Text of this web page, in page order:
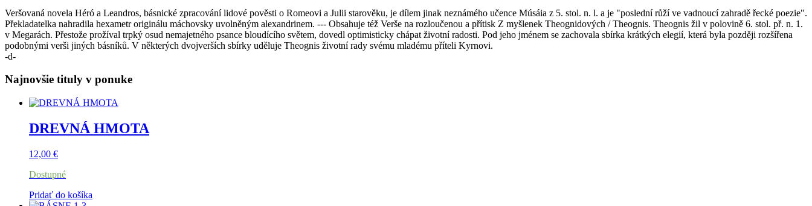
Veršovaná novela Héró a Leandros, básnické zpracování lidové pověsti o Romeovi a Julii starověku, je dílem jinak neznámého učence Músáia z 5. stol. n. l. a je "poslední růží ve vadnoucí zahradě řecké poezie".
Překladatelka nahradila hexametr originálu máchovsky uvolněným alexandrinem. --- Obsahuje též Verše na rozloučenou a přítisk Z myšlenek Theognidových / Theognis. Theognis žil v polovině 6. stol. př. n. 1.
v Megarách. Přestože prožíval trpký osud nemajetného psance bloudícího světem, dovedl optimisticky chápat životní radosti. Pod jeho jménem se zachovala sbírka krátkých elegií, která byla později rozšířena
podobnými verši jiných básníků. V některých dvojverších sbírky uděluje Theognis životní rady svému mladému příteli Kyrnovi.
-d-
Najnovšie tituly v ponuke
DREVNÁ HMOTA
12,00 €
Dostupné
Pridať do košíka